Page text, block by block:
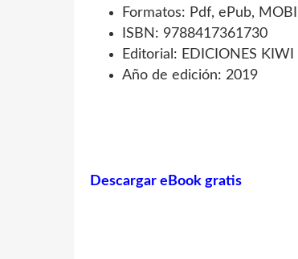
Formatos: Pdf, ePub,
ISBN: 9788417361730
Editorial: EDICIONES KIWI
Año de edición: 2019
Descargar eBook gratis